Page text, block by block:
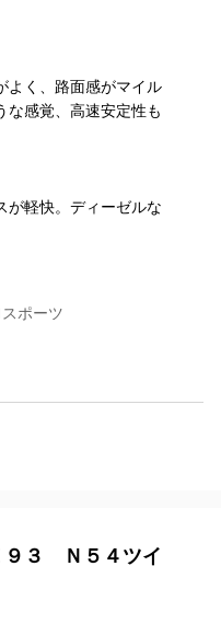
よく、路面感がマイル
な感覚、高速安定性も
が軽快。ディーゼルな
ポーツ
９３ Ｎ５４ツイ